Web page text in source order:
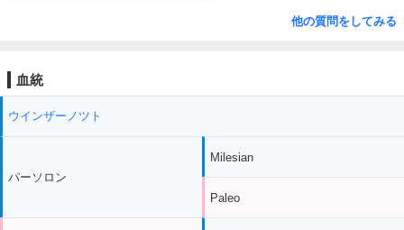
他の質問をしてみる
血統
ウインザーノツト
パーソロン
Milesian
Paleo